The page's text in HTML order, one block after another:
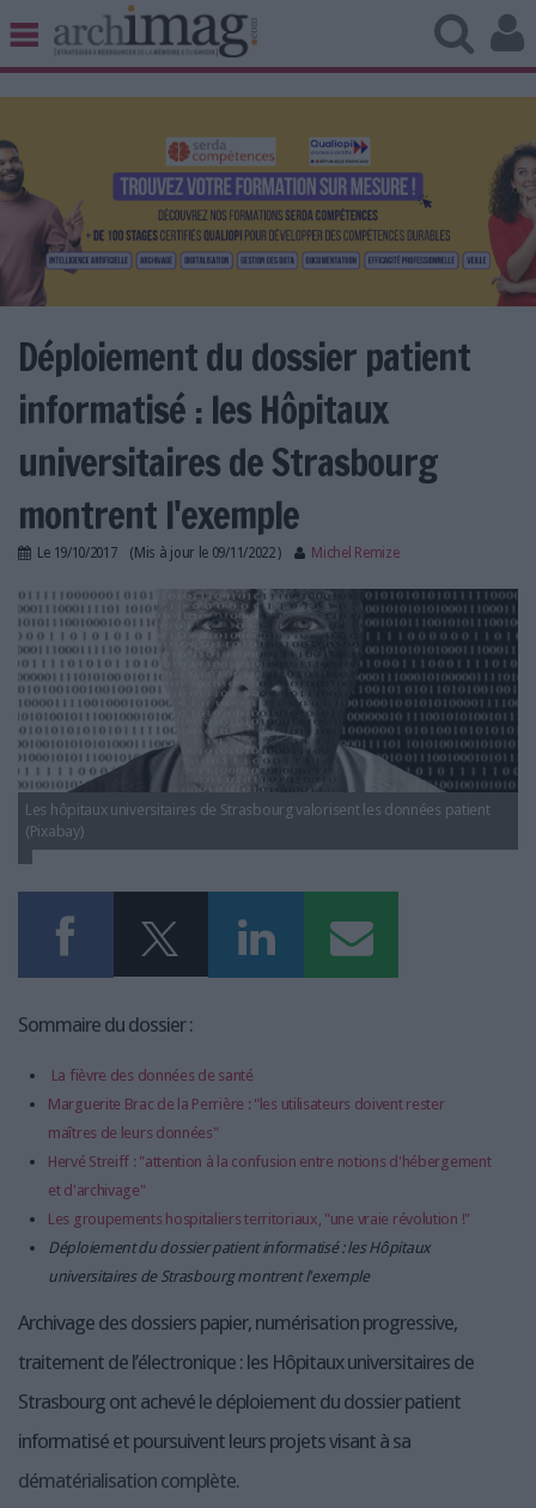
BIBLIOTHÈQUE ÉDITION
UNIVERS DATA
TRAVAIL COLLABORATIF
VIE NUMÉRIQUE
NUMÉRIQUE RESPONSABLE
LES DOSSIERS
LES NEWSLETTERS
LE MAGAZINE
LES GUIDES PRATIQUES
L'ESPACE EMPLOI
L'AGENDA
L'ANNUAIRE DES ACTEURS
LES LIVRES BLANCS
LES SUPPLÉMENTS
NOS OFFRES D'ABONNEMENTS
Déploiement du dossier patient
informatisé : les Hôpitaux
universitaires de Strasbourg
montrent l'exemple
Le 19/10/2017 (Mis à jour le 09/11/2022) Michel Remize
binary-1327495_960_720.jpg
Les hôpitaux universitaires de Strasbourg valorisent les données patient
(Pixabay)
Sommaire du dossier :
La fièvre des données de santé
Marguerite Brac de la Perrière : "les utilisateurs doivent rester
maîtres de leurs données"
Hervé Streiff : "attention à la confusion entre notions d'hébergement
et d'archivage"
Les groupements hospitaliers territoriaux, "une vraie révolution !"
Déploiement du dossier patient informatisé : les Hôpitaux
universitaires de Strasbourg montrent l'exemple
Archivage des dossiers papier, numérisation progressive,
traitement de l’électronique : les Hôpitaux universitaires de
Strasbourg ont achevé le déploiement du dossier patient
informatisé et poursuivent leurs projets visant à sa
dématérialisation complète.